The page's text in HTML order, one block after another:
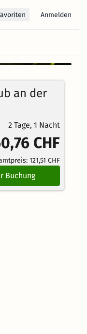
Anmelden
an der
2 Tage, 1 Nacht
CHF
121,51 CHF
Buchung